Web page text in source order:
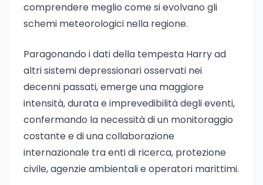
comprendere meglio come si evolvano gli
schemi meteorologici nella regione.
Paragonando i dati della tempesta Harry ad
altri sistemi depressionari osservati nei
decenni passati, emerge una maggiore
intensità, durata e imprevedibilità degli eventi,
confermando la necessità di un monitoraggio
costante e di una collaborazione
internazionale tra enti di ricerca, protezione
civile, agenzie ambientali e operatori marittimi.